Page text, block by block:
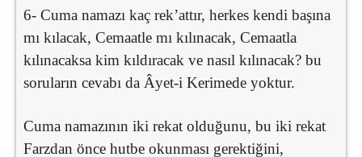
6- Cuma namazı kaç rek’attır, herkes kendi başına
mı kılacak, Cemaatle mı kılınacak, Cemaatla
kılınacaksa kim kıldıracak ve nasıl kılınacak? bu
soruların cevabı da Âyet-i Kerimede yoktur.
Cuma namazının iki rekat olduğunu, bu iki rekat
Farzdan önce hutbe okunması gerektiğini,